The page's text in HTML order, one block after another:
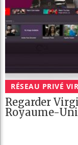
RÉSEAU PRIVÉ
Regarder
Royaume-Uni